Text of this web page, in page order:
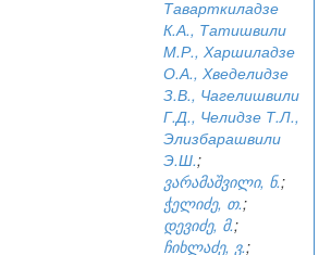
Таварткиладзе
К.А., Татишвили
М.Р., Харшиладзе
О.А., Хведелидзе
З.В., Чагелишвили
Г.Д., Челидзе Т.Л.,
Элизбарашвили
Э.Ш.;
ვარამაშვილი, ნ.;
ჭელიძე, თ.;
დევიძე, მ.;
ჩიხლაძე, ვ.;